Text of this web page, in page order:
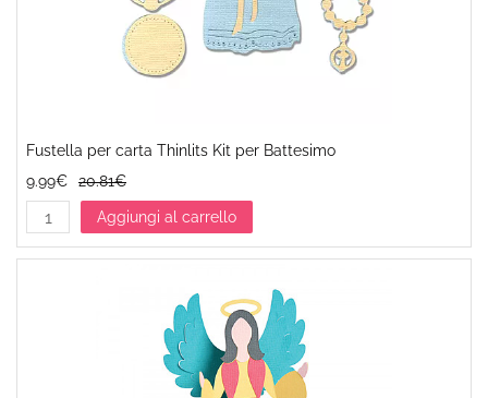
Fustella per carta Thinlits Kit per Battesimo
9.99€
20.81€
Aggiungi al carrello